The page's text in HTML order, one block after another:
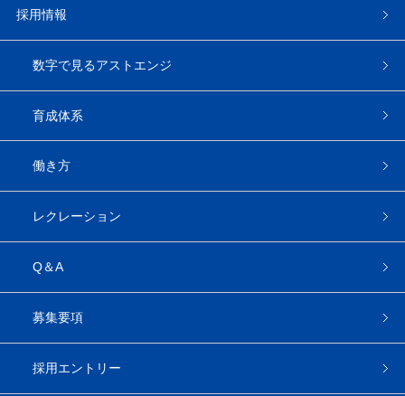
採用情報
数字で見るアストエンジ
育成体系
働き方
レクレーション
Q＆A
募集要項
採用エントリー